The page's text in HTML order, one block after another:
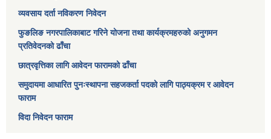
व्यवसाय दर्ता नविकरण निवेदन
फुङलिङ नगरपालिकाबाट गरिने योजना तथा कार्यक्रमहरुको अनुगमन
प्रतिवेदनको ढाँचा
छात्रवृत्तिका लागि आवेदन फारामको ढाँचा
समुदायमा आधारित पुनःस्थापना सहजकर्ता पदको लागि पाठ्यक्रम र आवेदन
फाराम
विदा निवेदन फाराम